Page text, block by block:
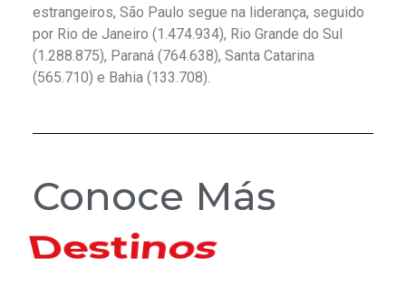
estrangeiros, São Paulo segue na liderança, seguido
por Rio de Janeiro (1.474.934), Rio Grande do Sul
(1.288.875), Paraná (764.638), Santa Catarina
(565.710) e Bahia (133.708).
Conoce Más
Hoteles